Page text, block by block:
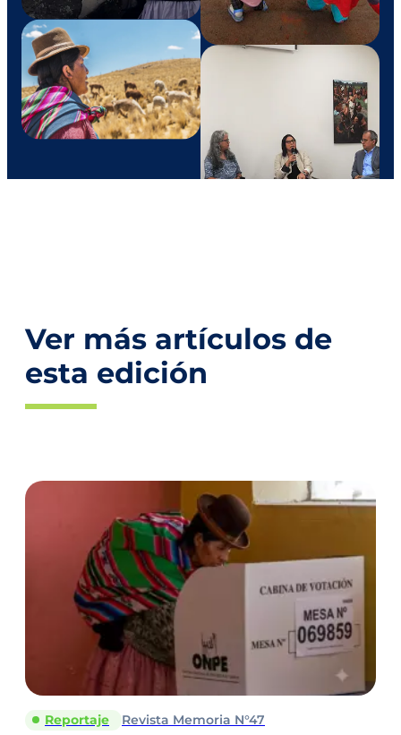
Ver más artículos de
esta edición
Reportaje Revista Memoria N°47